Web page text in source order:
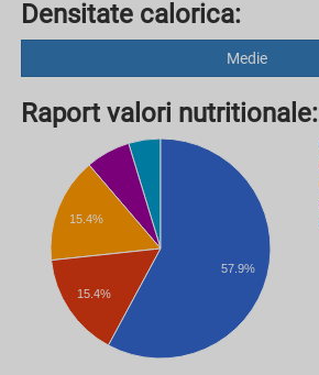
Densitate calorica:
Medie
Raport valori nutritionale:
15.4%
15.4%
57.9%